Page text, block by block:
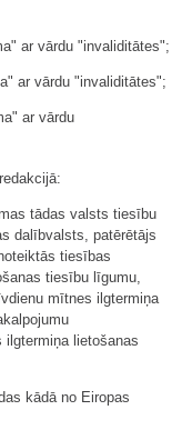
ar vārdu "invaliditātes";
ar vārdu "invaliditātes";
ar vārdu
tādas valsts tiesību
dalībvalsts, patērētājs
tiesības
tiesību līgumu,
mītnes ilgtermiņa
lietošanas
kādā no Eiropas